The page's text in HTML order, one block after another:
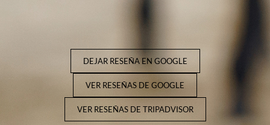
DEJAR RESEÑA EN GOOGLE
VER RESEÑAS DE GOOGLE
VER RESEÑAS DE TRIPADVISOR